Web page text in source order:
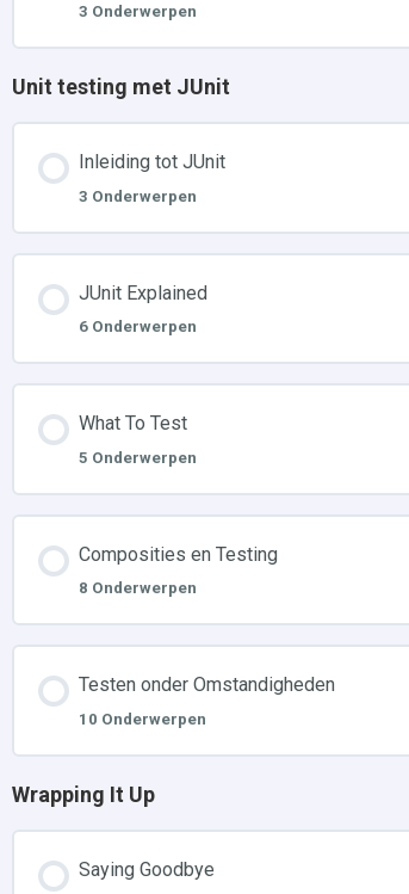
3 Onderwerpen
Unit testing met JUnit
Inleiding tot JUnit
3 Onderwerpen
JUnit Explained
6 Onderwerpen
What To Test
5 Onderwerpen
Composities en Testing
8 Onderwerpen
Testen onder Omstandigheden
10 Onderwerpen
Wrapping It Up
Saying Goodbye